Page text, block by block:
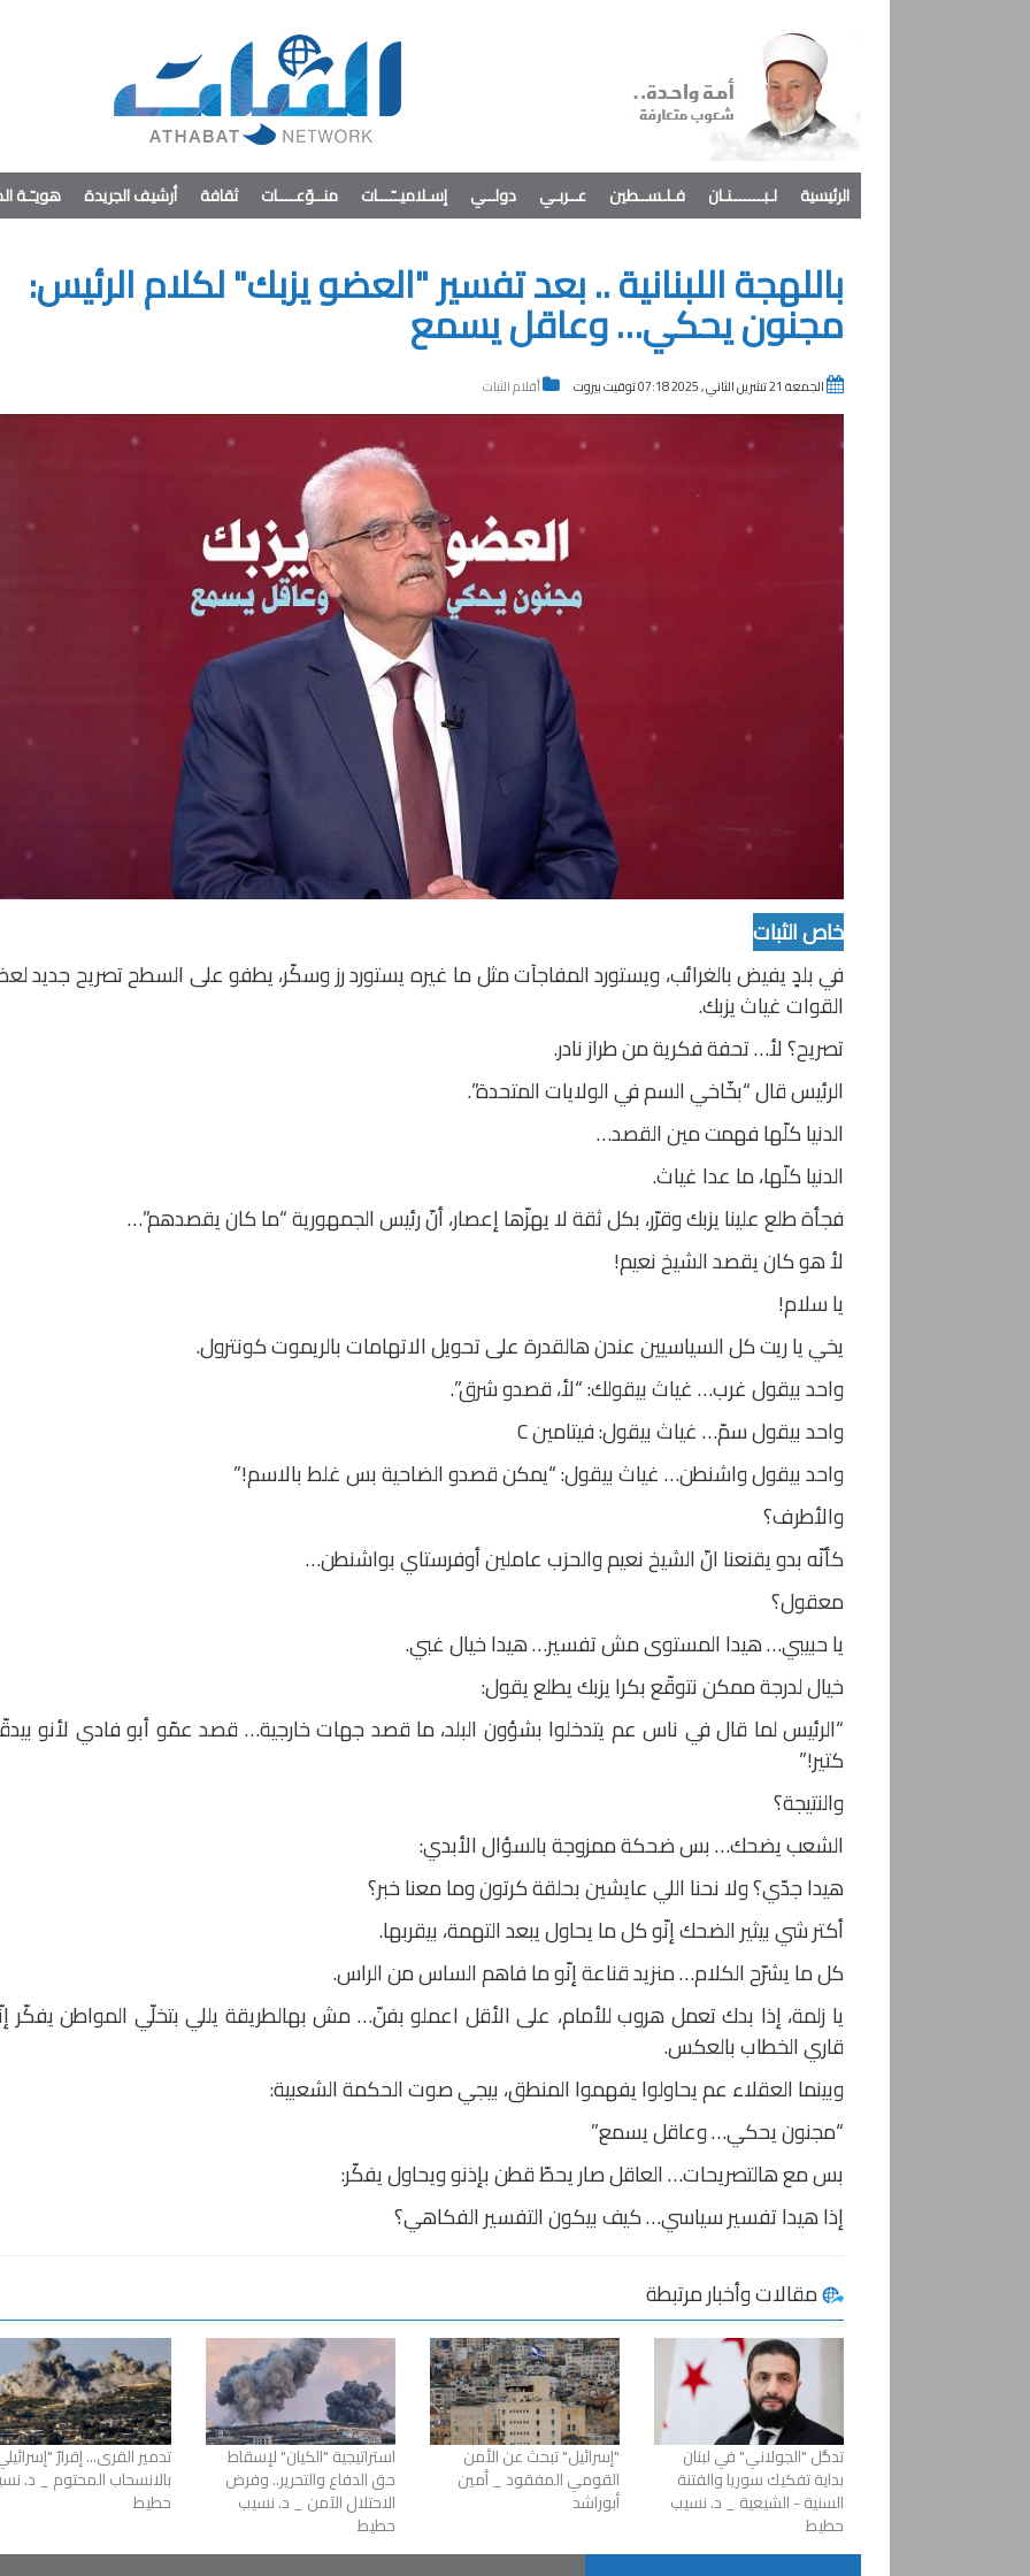
الرئيسية لـبـــــــنـان فـلـســطين عــربـي دولــي إسـلاميــّـــات منــوّعــــات ثقافة أرشيف الجريدة هويـّـة
باللهجة اللبنانية .. بعد تفسير "العضو يزبك" لكلام الرئيس:
مجنون يحكي… وعاقل يسمع
الجمعة 21 تشرين الثاني , 2025 07:18 توقيت بيروت أقلام الثبات
خاص الثبات
في بلدٍ يفيض بالغرائب، ويستورد المفاجآت مثل ما غيره يستورد رز وسكّر، يطفو على السطح تصريح جديد
القوات غياث يزبك.
تصريح؟ لأ… تحفة فكرية من طراز نادر.
الرئيس قال “بخّاخي السم في الولايات المتحدة”.
الدنيا كلّها فهمت مين القصد…
الدنيا كلّها، ما عدا غياث.
فجأة طلع علينا يزبك وقرّر، بكل ثقة لا يهزّها إعصار، أنّ رئيس الجمهورية “ما كان يقصدهم”…
لأ هو كان يقصد الشيخ نعيم!
يا سلام!
يخي يا ريت كل السياسيين عندن هالقدرة على تحويل الاتهامات بالريموت كونترول.
واحد بيقول غرب… غياث بيقولك: “لأ، قصدو شرق”.
واحد بيقول سمّ… غياث بيقول: فيتامين C
واحد بيقول واشنطن… غياث بيقول: “يمكن قصدو الضاحية بس غلط بالاسم!”
والأطرف؟
كأنّه بدو يقنعنا انّ الشيخ نعيم والحزب عاملين أوفرستاي بواشنطن…
معقول؟
يا حبيبي… هيدا المستوى مش تفسير… هيدا خيال غبي.
خيال لدرجة ممكن نتوقّع بكرا يزبك يطلع يقول:
“الرئيس لما قال في ناس عم يتدخلوا بشؤون البلد، ما قصد جهات خارجية… قصد عمّو أبو فادي لأنو
كتير!”
والنتيجة؟
الشعب يضحك… بس ضحكة ممزوجة بالسؤال الأبدي:
هيدا جدّي؟ ولا نحنا اللي عايشين بحلقة كرتون وما معنا خبر؟
أكتر شي بيثير الضحك إنّو كل ما يحاول يبعد التهمة، بيقربها.
كل ما يشرّح الكلام… منزيد قناعة إنّو ما فاهم الساس من الراس.
يا زلمة، إذا بدك تعمل هروب للأمام، على الأقل اعملو بفنّ… مش بهالطريقة يللي بتخلّي المواطن يفكّر
قاري الخطاب بالعكس.
وبينما العقلاء عم يحاولوا يفهموا المنطق، بيجي صوت الحكمة الشعبية:
“مجنون يحكي… وعاقل يسمع.”
بس مع هالتصريحات… العاقل صار يحطّ قطن بإذنو ويحاول يفكّر:
إذا هيدا تفسير سياسي… كيف بيكون التفسير الفكاهي؟
مقالات وأخبار مرتبطة
تدخُّل "الجولاني" في لبنان
بداية تفكيك سوريا والفتنة
السنية - الشيعية _ د. نسيب
حطيط
"إسرائيل" تبحث عن الأمن
القومي المفقود _ أمين
أبوراشد
استراتيجية "الكيان" لإسقاط
حق الدفاع والتحرير.. وفرض
الاحتلال الآمن _ د. نسيب
حطيط
تدمير القرى... إقرارٌ
بالانسحاب المحتوم _ د.
حطيط